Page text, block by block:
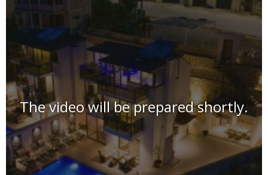
The video will be prepared shortly.